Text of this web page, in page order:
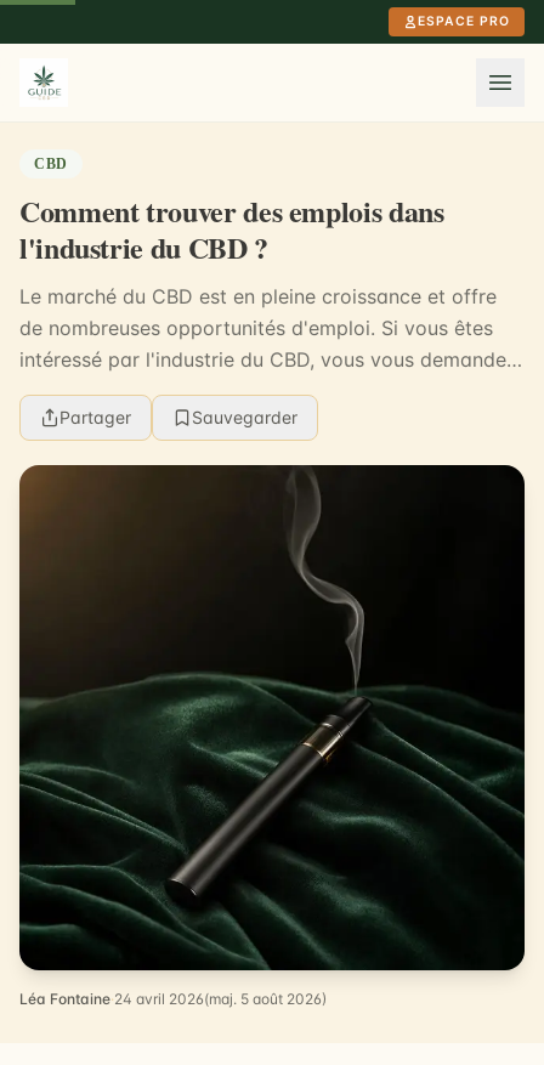
ESPACE PRO
CBD
Comment trouver des emplois dans
l'industrie du CBD ?
Le marché du CBD est en pleine croissance et offre
de nombreuses opportunités d'emploi. Si vous êtes
intéressé par l'industrie du CBD, vous vous demandez
peut-être comment trouver un emploi dans ce d...
Partager Sauvegarder
Léa Fontaine·24 avril 2026(maj. 5 août 2026)